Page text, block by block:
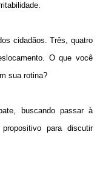
cidadãos. Três, quatro
O que você
sua rotina?
buscando passar à
para discutir